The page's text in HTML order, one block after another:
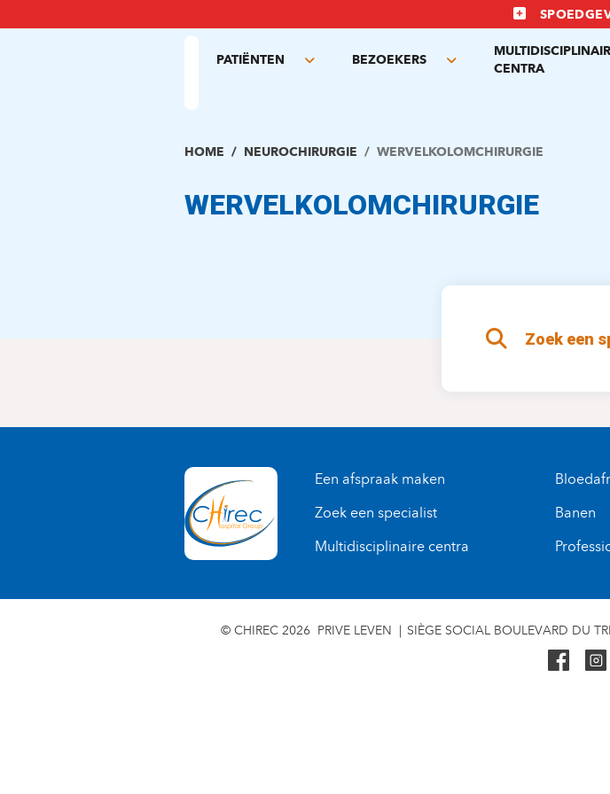
en
PATIËNTEN
Toggle
BEZOEKERS
ToggleCENTRA
HOME NEUROCHIRURGIE WERVELKOLOMCHIRURGIE
WERVELKOLOMCHIRURGIE
Zoek een
Een afspraak maken
Zoek een specialist
Multidisciplinaire centra
Banen
© CHIREC 2026 PRIVE LEVEN SIÈGE SOCIAL BOULEVARD DU